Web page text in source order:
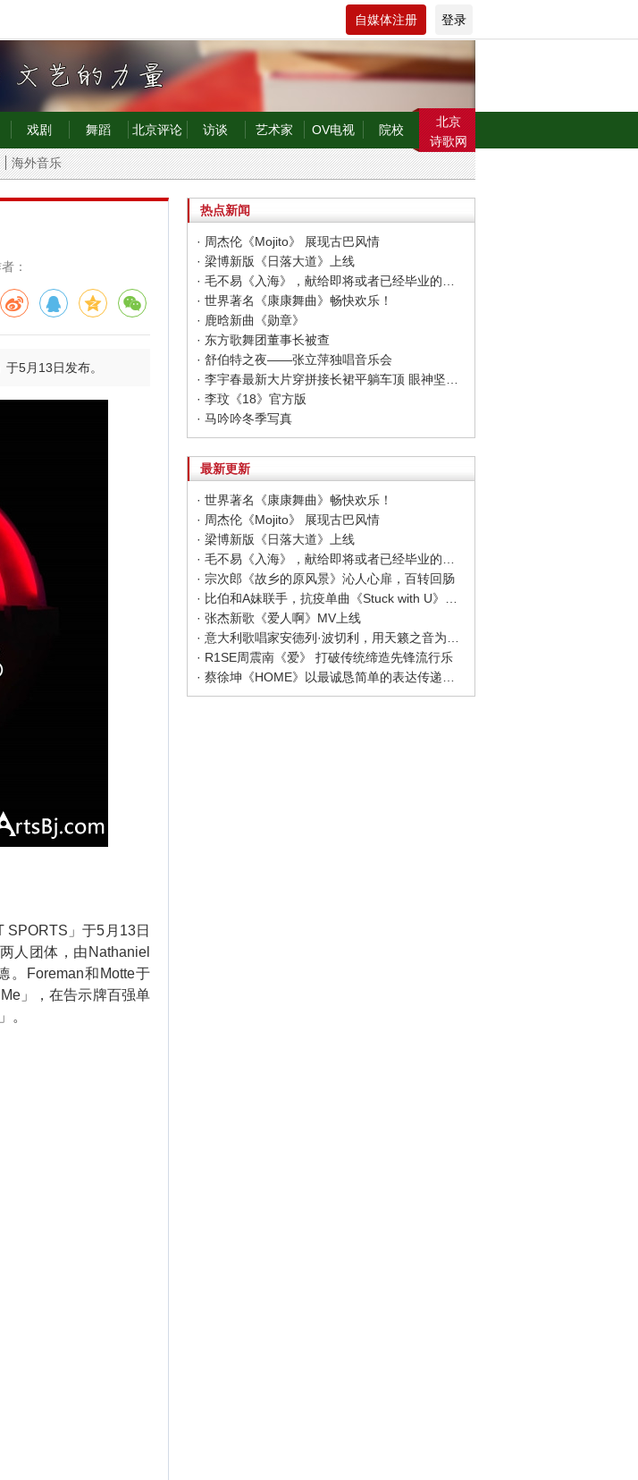
自媒体注册 登录
戏剧 舞蹈 北京评论 访谈 艺术家 OV电视 院校
北京
诗歌网
海外音乐
：
5月13日发布。
」于5月13日
人团体，由Nathaniel
。Foreman和Motte于
」，在告示牌百强单
。
热点新闻
· 周杰伦《Mojito》 展现古巴风情
· 梁博新版《日落大道》上线
· 世界著名《康康舞曲》畅快欢乐！
· 鹿晗新曲《勋章》
· 东方歌舞团董事长被查
· 舒伯特之夜——张立萍独唱音乐会
· 李玟《18》官方版
· 马吟吟冬季写真
最新更新
· 世界著名《康康舞曲》畅快欢乐！
· 周杰伦《Mojito》 展现古巴风情
· 梁博新版《日落大道》上线
· 宗次郎《故乡的原风景》沁人心扉，百转回肠
· 张杰新歌《爱人啊》MV上线
· R1SE周震南《爱》 打破传统缔造先锋流行乐